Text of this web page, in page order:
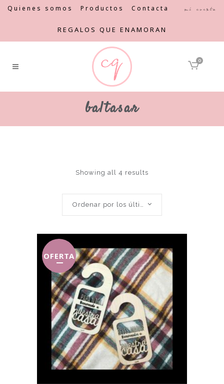
Quienes somos Productos Contacta Mi cuenta
REGALOS QUE ENAMORAN
0
baltasar
Showing all 4 results
Ordenar por los últimos
OFERTA